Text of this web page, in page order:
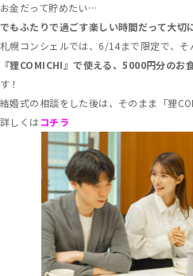
お金だって貯めたい…
でもふたりで過ごす楽しい時間だって大切
札幌コンシェルでは、6/14まで限定で、そ
『狸COMICHI』で使える、5000円分のお
す！
結婚式の相談をした後は、そのまま「狸
詳しくは コチラ